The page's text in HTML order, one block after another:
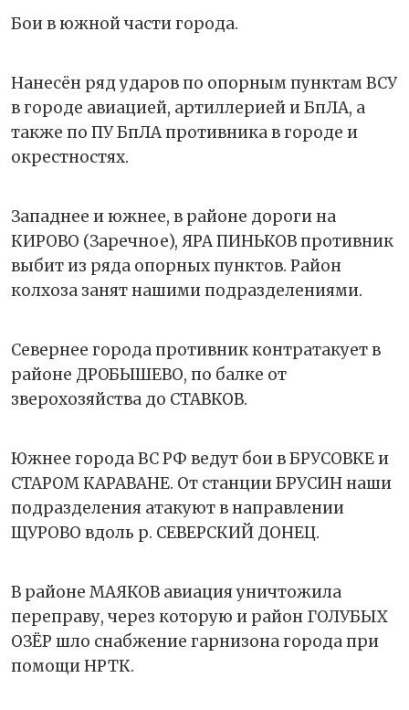
Бои в южной части города.
Нанесён ряд ударов по опорным пунктам ВСУ
в городе авиацией, артиллерией и БпЛА, а
также по ПУ БпЛА противника в городе и
окрестностях.
Западнее и южнее, в районе дороги на
КИРОВО (Заречное), ЯРА ПИНЬКОВ противник
выбит из ряда опорных пунктов. Район
колхоза занят нашими подразделениями.
Севернее города противник контратакует в
районе ДРОБЫШЕВО, по балке от
зверохозяйства до СТАВКОВ.
Южнее города ВС РФ ведут бои в БРУСОВКЕ и
СТАРОМ КАРАВАНЕ. От станции БРУСИН наши
подразделения атакуют в направлении
ЩУРОВО вдоль р. СЕВЕРСКИЙ ДОНЕЦ.
В районе МАЯКОВ авиация уничтожила
переправу, через которую и район ГОЛУБЫХ
ОЗЁР шло снабжение гарнизона города при
помощи НРТК.